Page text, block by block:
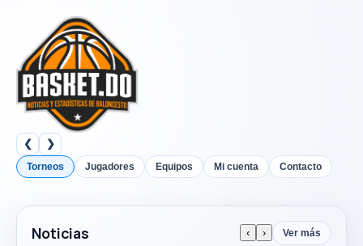
❮ ❯
Torneos Jugadores Equipos Mi cuenta Contacto
Noticias ‹ › Ver más